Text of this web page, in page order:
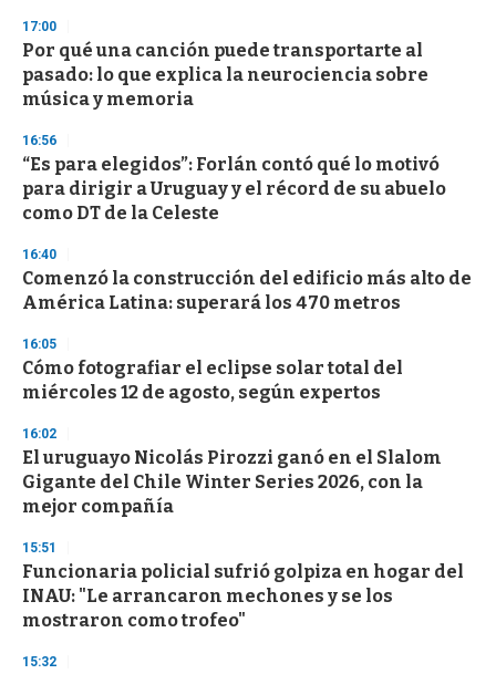
s
e
c
o
n
17:00
Por qué una canción puede transportarte al
pasado: lo que explica la neurociencia sobre
música y memoria
16:56
“Es para elegidos”: Forlán contó qué lo motivó
para dirigir a Uruguay y el récord de su abuelo
como DT de la Celeste
16:40
Comenzó la construcción del edificio más alto de
América Latina: superará los 470 metros
16:05
Cómo fotografiar el eclipse solar total del
miércoles 12 de agosto, según expertos
16:02
El uruguayo Nicolás Pirozzi ganó en el Slalom
Gigante del Chile Winter Series 2026, con la
mejor compañía
15:51
Funcionaria policial sufrió golpiza en hogar del
INAU: "Le arrancaron mechones y se los
mostraron como trofeo"
15:32